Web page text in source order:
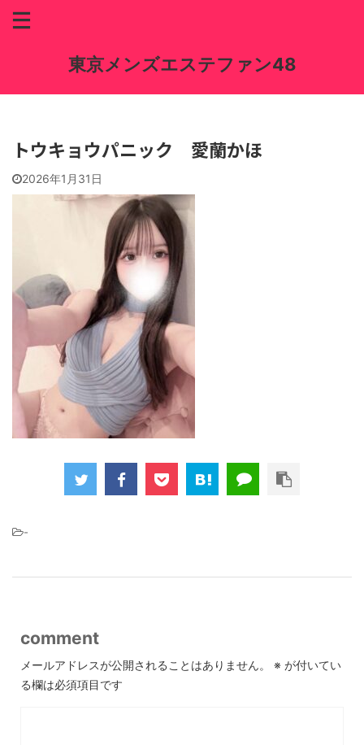
東京メンズエステファン48
トウキョウパニック 愛蘭かほ
2026年1月31日
-
comment
メールアドレスが公開されることはありません。 ※ が付いてい
る欄は必須項目です